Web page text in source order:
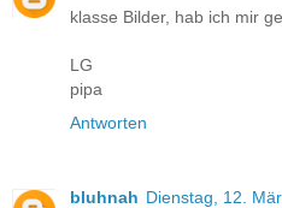
klasse Bilder, hab ich mir
LG
pipa
Antworten
bluhnah Dienstag, 12.